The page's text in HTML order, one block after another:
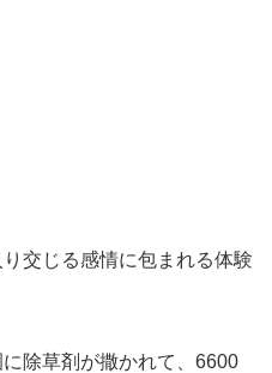
交じる感情に包まれる体験
除草剤が撒かれて、6600